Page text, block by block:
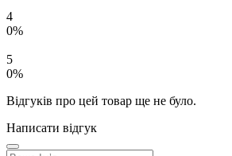
4
0%
5
0%
Відгуків про цей товар ще не було.
Написати відгук